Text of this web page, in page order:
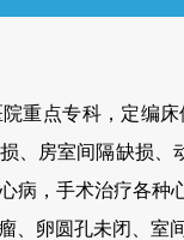
重点专科，定编床
、房室间隔缺损
病，手术治疗各
、卵圆孔未闭、